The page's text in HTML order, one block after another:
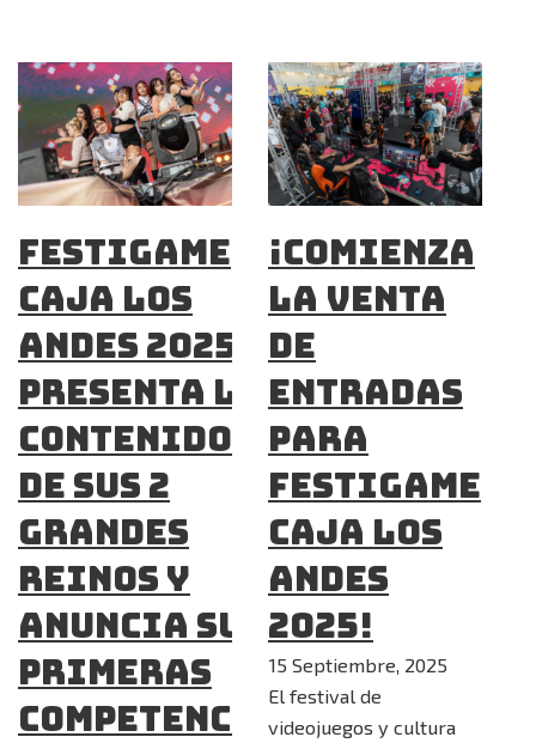
Festigame
Caja Los
Andes 2025
presenta los
contenidos
de sus 2
grandes
Reinos y
anuncia sus
primeras
competencias
¡COMIENZA
LA VENTA
DE
ENTRADAS
PARA
FESTIGAME
CAJA LOS
ANDES
2025!
15 Septiembre, 2025
El festival de
videojuegos y cultura